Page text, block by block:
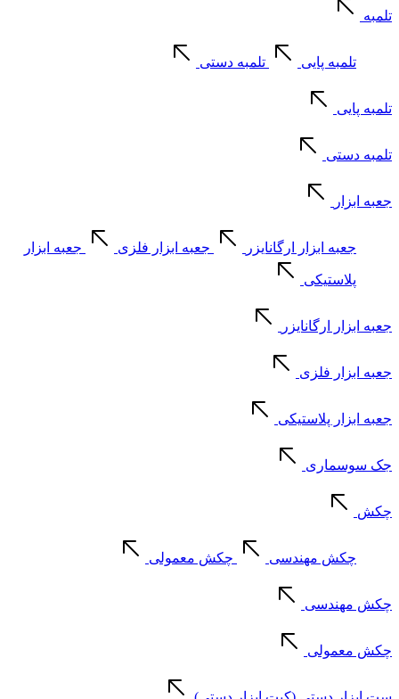
تلمبه
تلمبه پایی تلمبه دستی
تلمبه پایی
تلمبه دستی
جعبه ابزار
جعبه ابزار ارگانایزر جعبه ابزار فلزی جعبه ابزار
پلاستیکی
جعبه ابزار ارگانایزر
جعبه ابزار فلزی
جعبه ابزار پلاستیکی
جک سوسماری
چکش
چکش مهندسی چکش معمولی
چکش مهندسی
چکش معمولی